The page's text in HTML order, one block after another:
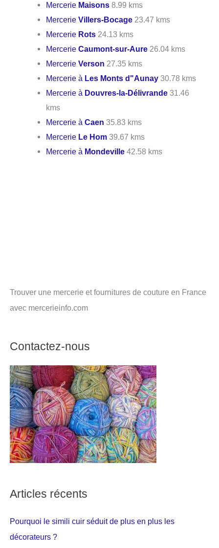
Mercerie Maisons 8.99 kms
MercerieVillers-Bocage 23.47 kms
Mercerie Rots 24.13 kms
MercerieCaumont-sur-Aure 26.04 kms
MercerieVerson 27.35 kms
Mercerie à Les Monts d"Aunay 30.78 kms
Mercerie à Douvres-la-Délivrande 31.46
kms
Mercerie àCaen 35.83 kms
Mercerie Le Hom 39.67 kms
Mercerie à Mondeville 42.58 kms
Trouver une mercerie et fournitures de couture en France
avec mercerieinfo.com
Contactez-nous
Articles récents
Pourquoi le simili cuir séduit de plus en plus les
décorateurs ?